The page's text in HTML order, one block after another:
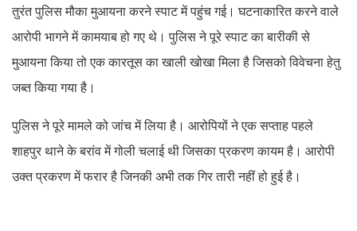
तुरंत पुलिस मौका मुआयना करने स्पाट में पहुंच गई। घटनाकारित करने वाले
आरोपी भागने में कामयाब हो गए थे। पुलिस ने पूरे स्पाट का बारीकी से
मुआयना किया तो एक कारतूस का खाली खोखा मिला है जिसको विवेचना हेतु
जब्त किया गया है।
पुलिस ने पूरे मामले को जांच में लिया है। आरोपियों ने एक सप्ताह पहले
शाहपुर थाने के बरांव में गोली चलाई थी जिसका प्रकरण कायम है। आरोपी
उक्त प्रकरण में फरार है जिनकी अभी तक गिर तारी नहीं हो हुई है।